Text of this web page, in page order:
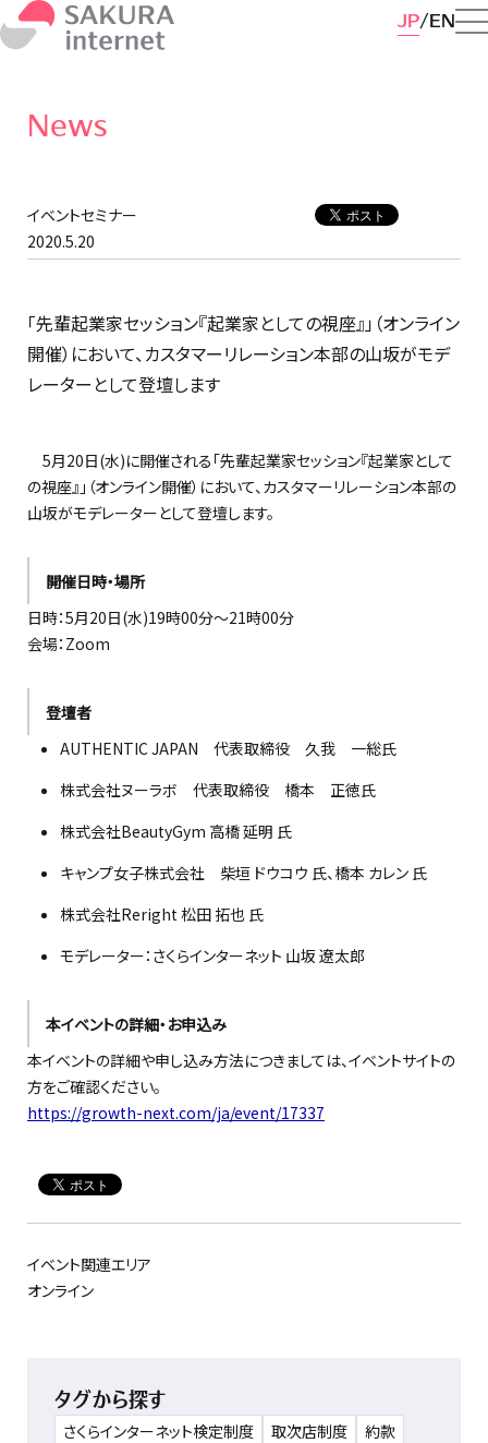
JP EN
News
イベントセミナー
2020.5.20
「先輩起業家セッション『起業家としての視座』」（オンライン
開催）において、カスタマーリレーション本部の山坂がモデ
レーターとして登壇します
5月20日(水)に開催される「先輩起業家セッション『起業家として
の視座』」（オンライン開催）において、カスタマーリレーション本部の
山坂がモデレーターとして登壇します。
開催日時・場所
日時：5月20日(水)19時00分〜21時00分
会場：Zoom
登壇者
AUTHENTIC JAPAN 代表取締役 久我 一総氏
株式会社ヌーラボ 代表取締役 橋本 正徳氏
株式会社BeautyGym 高橋 延明 氏
キャンプ女子株式会社 柴垣 ドウコウ 氏、橋本 カレン 氏
株式会社Reright 松田 拓也 氏
モデレーター：さくらインターネット 山坂 遼太郎
本イベントの詳細・お申込み
本イベントの詳細や申し込み方法につきましては、イベントサイトの
方をご確認ください。
https://growth-next.com/ja/event/17337
イベント関連エリア
オンライン
タグから探す
さくらインターネット検定制度 取次店制度
約款